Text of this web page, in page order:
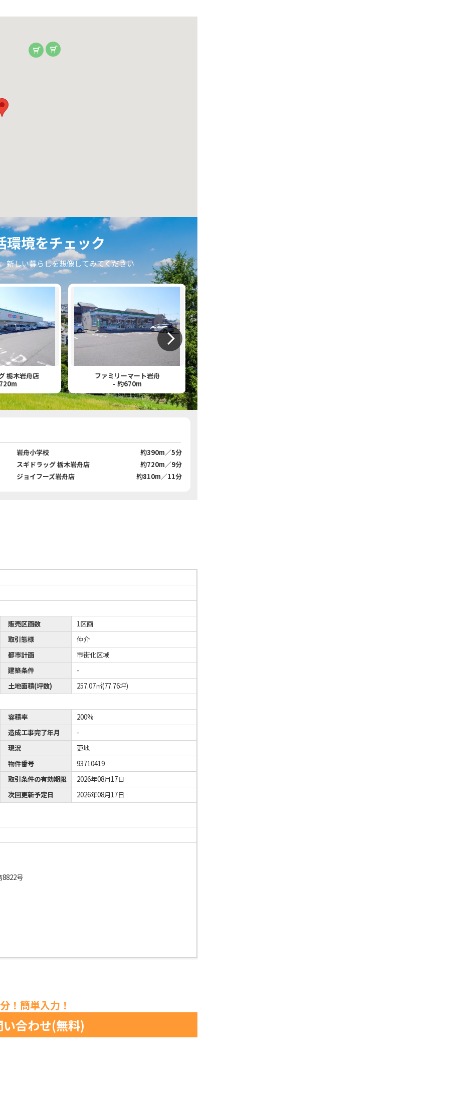
環境をチェック
新しい暮らしを想像してみてください
栃木岩舟店
ファミリーマート岩舟
- 約670m
岩舟小学校
約390m／5分
スギドラッグ 栃木岩舟店
約720m／9分
ジョイフーズ岩舟店
約810m／11分
販売区画数
1区画
取引態様
仲介
都市計画
市街化区域
建築条件
-
土地面積(坪数)
257.07㎡(77.76坪)
容積率
200%
造成工事完了年月
-
現況
更地
物件番号
93710419
取引条件の有効期限
2026年08月17日
次回更新予定日
2026年08月17日
8822号
！簡単入力！
合わせ(無料)